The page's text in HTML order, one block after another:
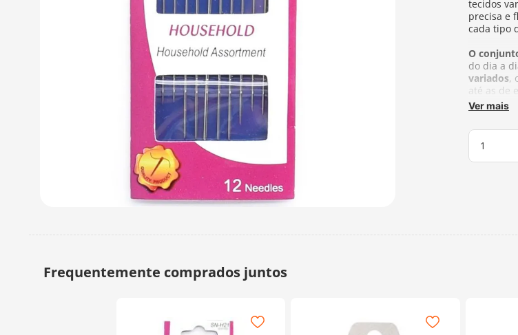
tecidos
precisa e
cada tipo
O
do dia a
variados,
até as de
Contém:
3 agulhas
3 agulhas
2 agulhas
2 agulhas
Ver mais